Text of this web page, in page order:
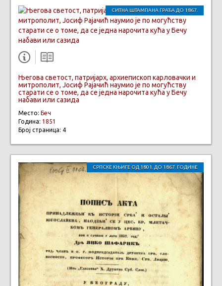
СИТНА ШТАМПАНА ГРАЂА ДО 1867.
Његова светост, патријарх, архиепископ карловачки и
митрополит, Јосиф Рајачић наумио је по могућству
старати се о томе, да се једна нарочита кућа у Бечу
набави или сазида
Место: Беч
Година: 1851
Број страница: 4
СРПСКЕ КЊИГЕ ОД 1801. ДО 1867. ГОДИНЕ